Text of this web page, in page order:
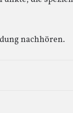
nachhören.